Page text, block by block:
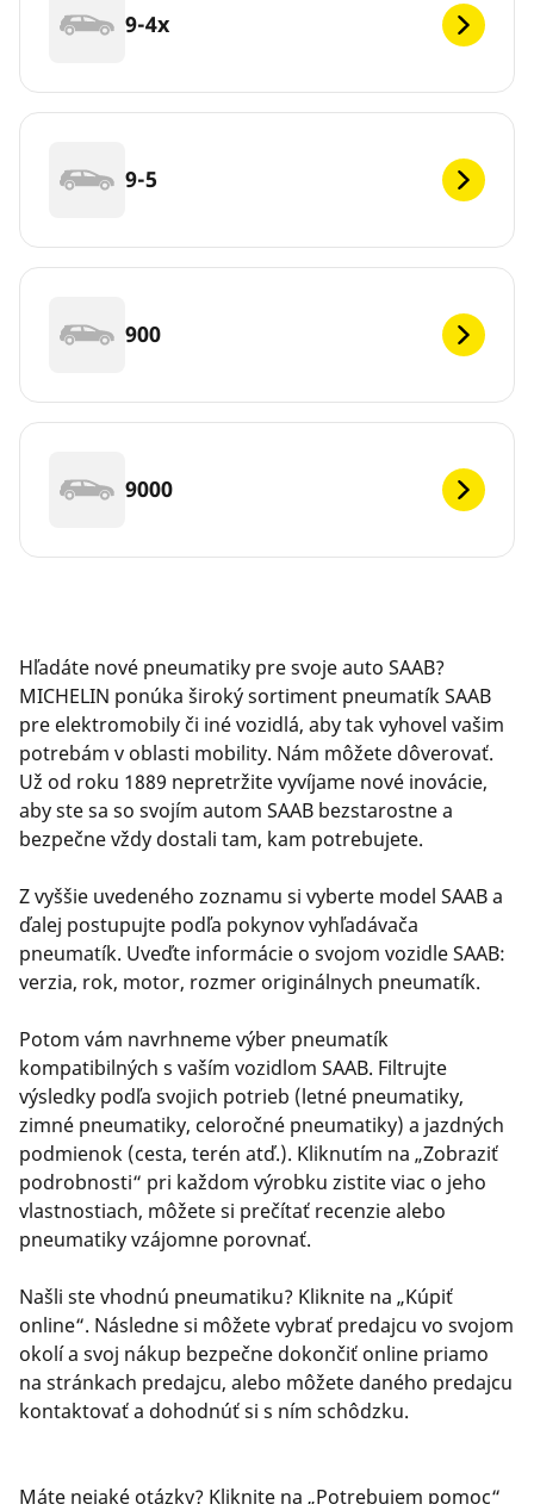
9-4x
9-5
900
9000
Hľadáte nové pneumatiky pre svoje auto SAAB?
MICHELIN ponúka široký sortiment pneumatík SAAB
pre elektromobily či iné vozidlá, aby tak vyhovel vašim
potrebám v oblasti mobility. Nám môžete dôverovať.
Už od roku 1889 nepretržite vyvíjame nové inovácie,
aby ste sa so svojím autom SAAB bezstarostne a
bezpečne vždy dostali tam, kam potrebujete.
Z vyššie uvedeného zoznamu si vyberte model SAAB a
ďalej postupujte podľa pokynov vyhľadávača
pneumatík. Uveďte informácie o svojom vozidle SAAB:
verzia, rok, motor, rozmer originálnych pneumatík.
Potom vám navrhneme výber pneumatík
kompatibilných s vaším vozidlom SAAB. Filtrujte
výsledky podľa svojich potrieb (letné pneumatiky,
zimné pneumatiky, celoročné pneumatiky) a jazdných
podmienok (cesta, terén atď.). Kliknutím na „Zobraziť
podrobnosti“ pri každom výrobku zistite viac o jeho
vlastnostiach, môžete si prečítať recenzie alebo
pneumatiky vzájomne porovnať.
Našli ste vhodnú pneumatiku? Kliknite na „Kúpiť
online“. Následne si môžete vybrať predajcu vo svojom
okolí a svoj nákup bezpečne dokončiť online priamo
na stránkach predajcu, alebo môžete daného predajcu
kontaktovať a dohodnúť si s ním schôdzku.
Máte nejaké otázky? Kliknite na „Potrebujem pomoc“